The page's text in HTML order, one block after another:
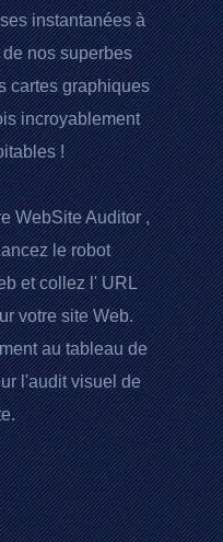
instantanées à
nos superbes
cartes graphiques
incroyablement
!
WebSite Auditor,
le robot
et collez l'URL
votre site Web.
au tableau de
l'audit visuel de